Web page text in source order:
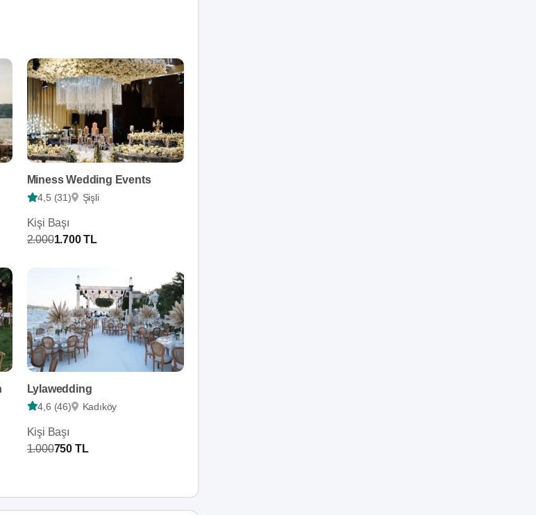
Miness Wedding Events
4,5 (31) Şişli
Kişi Başı
2.0001.700 TL
Lylawedding
4,6 (46) Kadıköy
Kişi Başı
1.000750 TL